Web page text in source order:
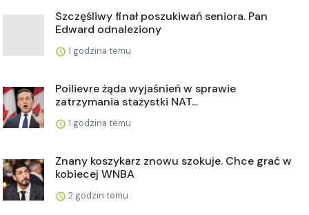
Szczęśliwy finał poszukiwań seniora. Pan
Edward odnaleziony
1 godzina temu
Poilievre żąda wyjaśnień w sprawie
zatrzymania stażystki NAT...
1 godzina temu
Znany koszykarz znowu szokuje. Chce grać w
kobiecej WNBA
2 godzin temu